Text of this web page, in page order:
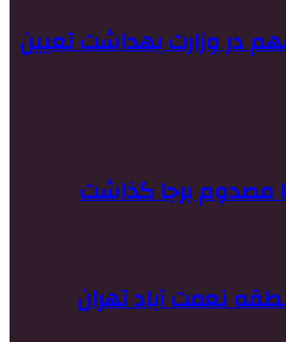
در وزارت بهداشت تعیین
نعمت آباد تهران